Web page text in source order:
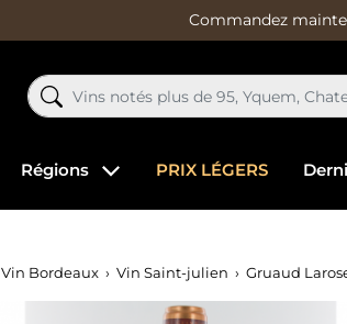
Commandez
Régions PRIX LÉGERS
Vin Bordeaux Vin Saint-julien Gruaud